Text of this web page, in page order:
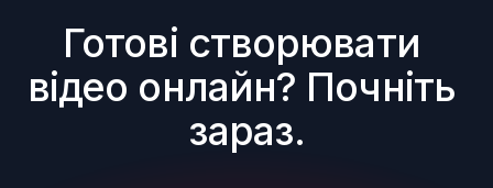
Готові створювати
відео онлайн? Почніть
зараз.